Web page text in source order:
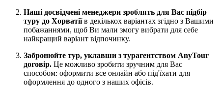
Наші досвідчені менеджери зроблять для Вас підбір
туру до Хорватіїв декількох варіантах згідно з Вашими
побажаннями, щоб Ви мали змогу вибрати для себе
найкращий варіант відпочинку.
Забронюйте тур, уклавши з турагентством AnyTour
договір. Це можливо зробити зручним для Вас
способом: оформити все онлайн або під'їхати для
оформлення до одного з наших офісів.